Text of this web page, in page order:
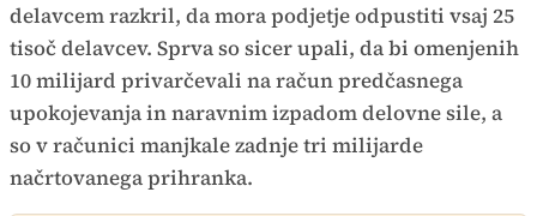
delavcem razkril, da mora podjetje odpustiti vsaj 25
tisoč delavcev. Sprva so sicer upali, da bi omenjenih
10 milijard privarčevali na račun predčasnega
upokojevanja in naravnim izpadom delovne sile, a
so v računici manjkale zadnje tri milijarde
načrtovanega prihranka.